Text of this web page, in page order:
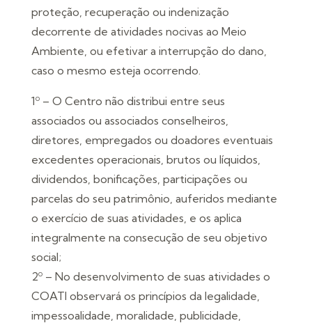
proteção, recuperação ou indenização
decorrente de atividades nocivas ao Meio
Ambiente, ou efetivar a interrupção do dano,
caso o mesmo esteja ocorrendo.
1º – O Centro não distribui entre seus
associados ou associados conselheiros,
diretores, empregados ou doadores eventuais
excedentes operacionais, brutos ou líquidos,
dividendos, bonificações, participações ou
parcelas do seu patrimônio, auferidos mediante
o exercício de suas atividades, e os aplica
integralmente na consecução de seu objetivo
social;
2º – No desenvolvimento de suas atividades o
COATI observará os princípios da legalidade,
impessoalidade, moralidade, publicidade,